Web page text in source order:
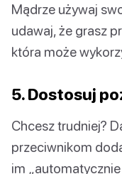
Mądrze używaj
udawaj, że grasz
która może
5. Dostosuj
Chcesz trudniej?
przeciwnikom
im